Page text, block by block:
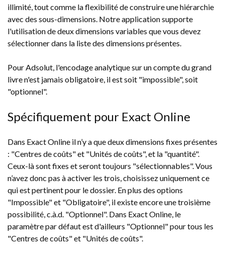
illimité, tout comme la flexibilité de construire une hiérarchie
avec des sous-dimensions. Notre application supporte
l'utilisation de deux dimensions variables que vous devez
sélectionner dans la liste des dimensions présentes.
Pour Adsolut, l'encodage analytique sur un compte du grand
livre n'est jamais obligatoire, il est soit "impossible", soit
"optionnel".
Spécifiquement pour Exact Online
Dans Exact Online il n’y a que deux dimensions fixes présentes
: "Centres de coûts" et "Unités de coûts", et la "quantité".
Ceux-là sont fixes et seront toujours "sélectionnables". Vous
n’avez donc pas à activer les trois, choisissez uniquement ce
qui est pertinent pour le dossier. En plus des options
"Impossible" et "Obligatoire", il existe encore une troisième
possibilité, c.à.d. "Optionnel". Dans Exact Online, le
paramètre par défaut est d'ailleurs "Optionnel" pour tous les
"Centres de coûts" et "Unités de coûts".